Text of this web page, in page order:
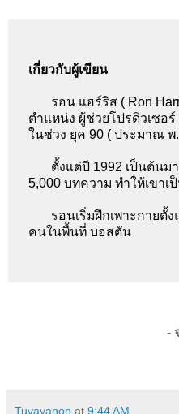
เกี่ยวกับผู้เขียน
รอน แฮร์ริส ( Ron
ตำแหน่ง ผู้ช่วยโปรดิวเซอร์
ในช่วง ยุค 90 ( ประมาณ พ
ตั้งแต่ปี 1992 เป็นต้นม
5,000 บทความ ทำให้เขา
รอนเริ่มฝึกเพาะกายตั้
คนในพื้นที่ บอสตัน
-
Tuvayanon at 9:44 AM